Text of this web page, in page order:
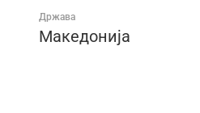
Држава
Македонија